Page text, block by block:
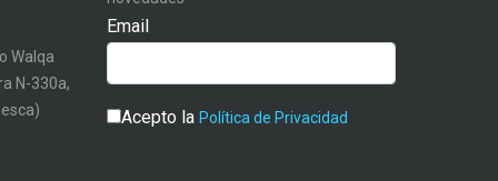
Walqa
N-330a,
Email
Acepto la Política de Privacidad